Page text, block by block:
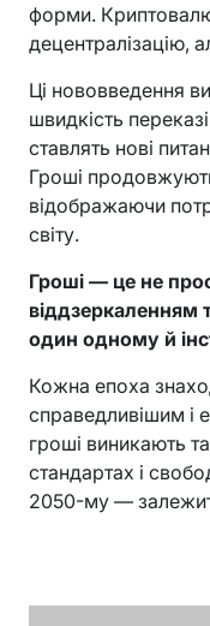
форми.
децентралізацію,
Ці нововведення
швидкість
ставлять нові
Гроші
відображаючи
світу.
Гроші — це не
віддзеркаленням
один одному й
Кожна епоха
справедливішим і
гроші виникають
стандартах і
2050-му —